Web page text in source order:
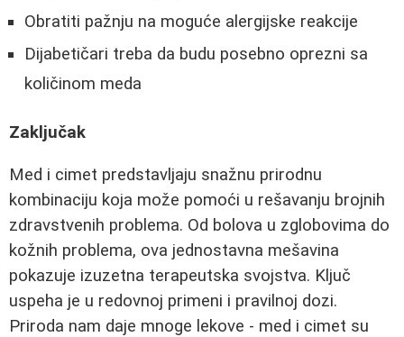
Obratiti pažnju na moguće alergijske reakcije
Dijabetičari treba da budu posebno oprezni sa
količinom meda
Zaključak
Med i cimet predstavljaju snažnu prirodnu
kombinaciju koja može pomoći u rešavanju brojnih
zdravstvenih problema. Od bolova u zglobovima do
kožnih problema, ova jednostavna mešavina
pokazuje izuzetna terapeutska svojstva. Ključ
uspeha je u redovnoj primeni i pravilnoj dozi.
Priroda nam daje mnoge lekove - med i cimet su